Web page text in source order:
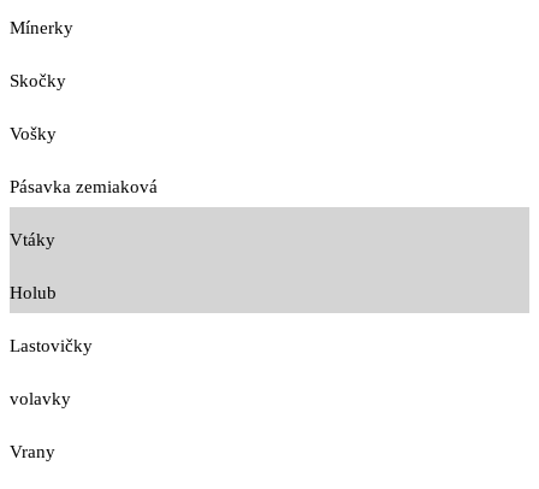
Mínerky
Skočky
Vošky
Pásavka zemiaková
Vtáky
Holub
Lastovičky
volavky
Vrany